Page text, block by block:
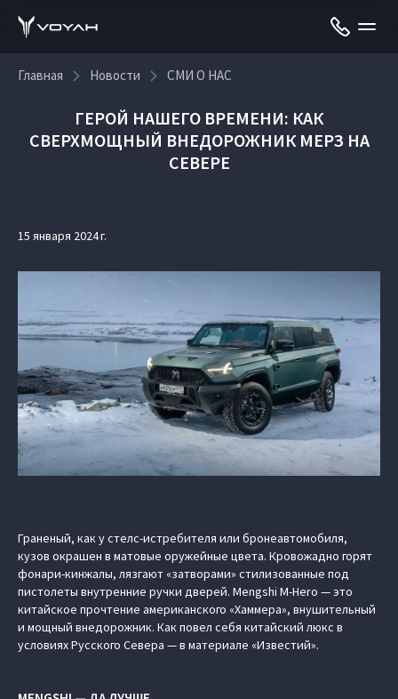
Главная Новости СМИ О НАС
ГЕРОЙ НАШЕГО ВРЕМЕНИ: КАК
СВЕРХМОЩНЫЙ ВНЕДОРОЖНИК МЕРЗ НА
СЕВЕРЕ
15 января 2024 г.
Граненый, как у стелс-истребителя или бронеавтомобиля,
кузов окрашен в матовые оружейные цвета. Кровожадно горят
фонари-кинжалы, лязгают «затворами» стилизованные под
пистолеты внутренние ручки дверей. Mengshi M-Hero — это
китайское прочтение американского «Хаммера», внушительный
и мощный внедорожник. Как повел себя китайский люкс в
условиях Русского Севера — в материале «Известий».